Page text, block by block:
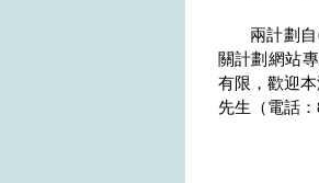
兩計劃自
關計劃網站
有限，歡迎
先生（電話：